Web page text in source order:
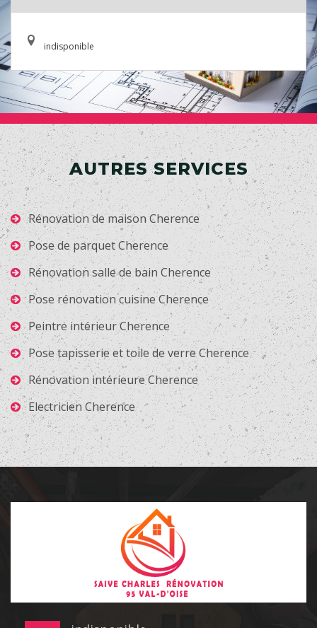
indisponible
AUTRES SERVICES
Rénovation de maison Cherence
Pose de parquet Cherence
Rénovation salle de bain Cherence
Pose rénovation cuisine Cherence
Peintre intérieur Cherence
Pose tapisserie et toile de verre Cherence
Rénovation intérieure Cherence
Electricien Cherence